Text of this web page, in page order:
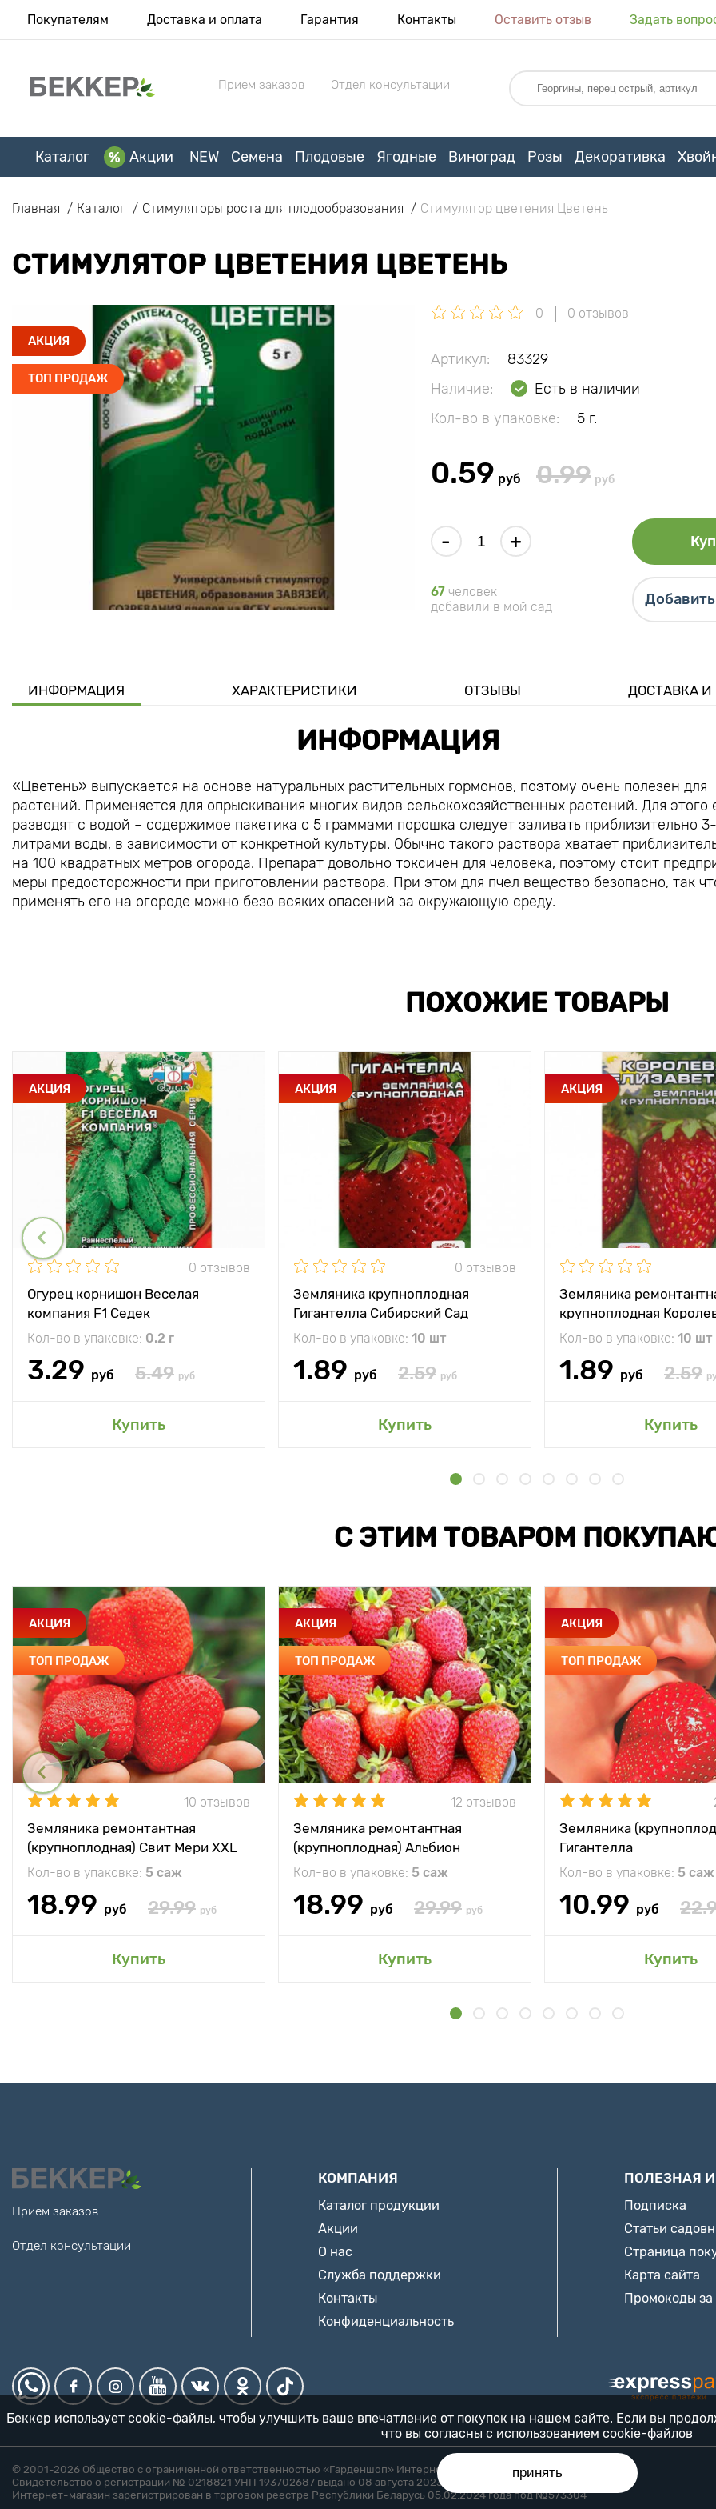
Покупателям Доставка и оплата Гарантия Контакты Оставить отзыв Задать
Прием заказов Отдел консультации
Каталог Акции NEW Семена Плодовые Ягодные Виноград Розы Декоративка
Главная Каталог Стимуляторы роста для плодообразования Стимулятор цветения Цветень
СТИМУЛЯТОР ЦВЕТЕНИЯ ЦВЕТЕНЬ
АКЦИЯ
ТОП ПРОДАЖ
0 0 отзывов
Артикул:
83329
Наличие:
Есть в наличии
Кол-во в упаковке:
5 г.
0.59 руб 0.99 руб
- +
67 человек
добавили в мой сад
ИНФОРМАЦИЯ ХАРАКТЕРИСТИКИ ОТЗЫВЫ ДОСТАВКА И
ИНФОРМАЦИЯ
«Цветень» выпускается на основе натуральных растительных гормонов, поэтому очень полезен для
растений. Применяется для опрыскивания многих видов сельскохозяйственных растений. Для этого
разводят с водой – содержимое пакетика с 5 граммами порошка следует заливать приблизительно
литрами воды, в зависимости от конкретной культуры. Обычно такого раствора хватает
на 100 квадратных метров огорода. Препарат довольно токсичен для человека, поэтому стоит
меры предосторожности при приготовлении раствора. При этом для пчел вещество безопасно, так
применять его на огороде можно безо всяких опасений за окружающую среду.
ПОХОЖИЕ ТОВАРЫ
АКЦИЯ
0 отзывов
Огурец корнишон Веселая
компания F1 Седек
Кол-во в упаковке: 0.2 г
3.29 руб 5.49 руб
Купить
АКЦИЯ
0 отзывов
Земляника крупноплодная
Гигантелла Сибирский Сад
Кол-во в упаковке: 10 шт
1.89 руб 2.59 руб
Купить
АКЦИЯ
Земляника
крупноплодная
Елизавета Сибирский
Кол-во в упаковке: 10 шт
1.89 руб 2.59
Купить
С ЭТИМ ТОВАРОМ
АКЦИЯ
ТОП ПРОДАЖ
10 отзывов
Земляника ремонтантная
(крупноплодная) Свит Мери XXL
Кол-во в упаковке: 5 саж
18.99 руб 29.99 руб
Купить
АКЦИЯ
ТОП ПРОДАЖ
12 отзывов
Земляника ремонтантная
(крупноплодная) Альбион
Кол-во в упаковке: 5 саж
18.99 руб 29.99 руб
Купить
АКЦИЯ
ТОП ПРОДАЖ
Земляника
Гигантелла
Кол-во в упаковке: 5 саж
10.99 руб
Купить
Прием заказов
Отдел консультации
КОМПАНИЯ
Каталог продукции
Акции
О нас
Служба поддержки
Контакты
Конфиденциальность
ПОЛЕЗНАЯ
Подписка
Статьи
Страница
Карта сайта
Промокоды за
© 2001-2026 Общество с ограниченной ответственностью «Гарденшоп» Интернет-магазин «БЕККЕР™» 24/7
Свидетельство о регистрации № 0218821 УНП 193702687 выдано 08 августа 2023 года Минским горисполкомом
Интернет-магазин зарегистрирован в торговом реестре Республики Беларусь 05.02.2024 года под №573304
Беккер использует cookie-файлы, чтобы улучшить ваше впечатление от покупок на нашем сайте. Если вы
что вы согласны с использованием cookie-файлов
принять